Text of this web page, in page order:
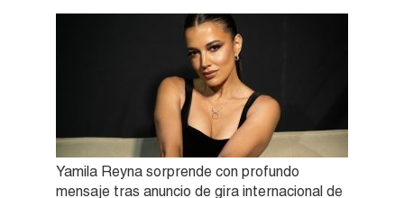
Yamila Reyna sorprende con profundo
mensaje tras anuncio de gira internacional de